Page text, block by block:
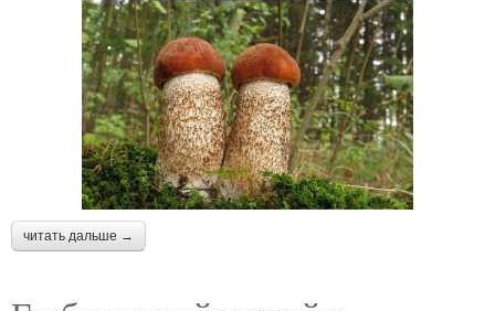
читать дальше →